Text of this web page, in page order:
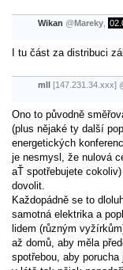
Wikan @ Mareky
I tu část za distribuci
mll [147.231.34.xxx]
Ono to původně
(plus nějaké ty další
energetických
je nesmysl, že nulová
aŤ spotřebujete
dovolit.
Každopádně se to
samotná elektrika a
lidem (různým
až domů, aby měla
spotřebou, aby